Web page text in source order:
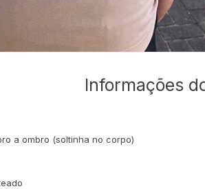
Informações
a ombro (soltinha no corpo)